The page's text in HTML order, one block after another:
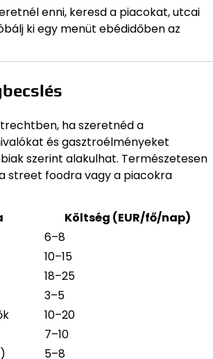
enni, keresd a piacokat, utcai
ki egy menüt ebédidőben az
ha szeretnéd a
és gasztroélményeket
szerint alakulhat. Természetesen
street foodra vagy a piacokra
Költség (EUR/fő/nap)
6–8
10–15
18–25
3–5
10–20
7–10
5–8